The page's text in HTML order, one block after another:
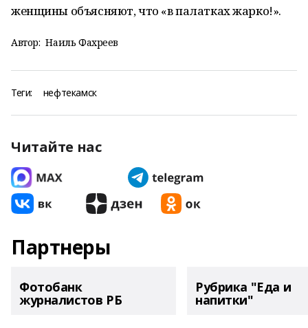
женщины объясняют, что «в палатках жарко!».
Автор: Наиль Фахреев
Теги: нефтекамск
Читайте нас
Партнеры
Фотобанк
журналистов РБ
Рубрика "Еда и
напитки"